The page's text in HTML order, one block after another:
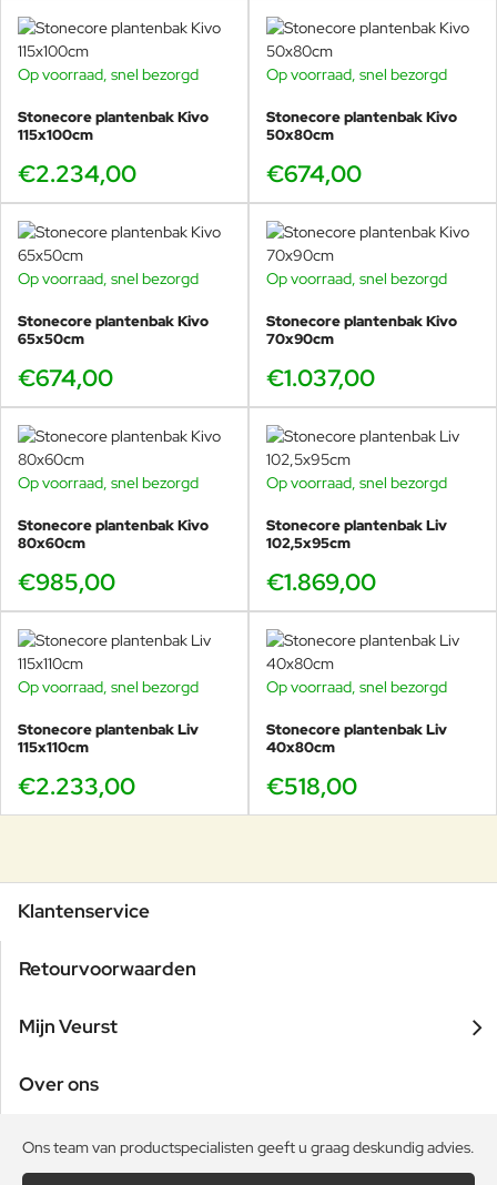
Op voorraad, snel bezorgd
Stonecore plantenbak Kivo
115x100cm
€2.234,00
Op voorraad, snel bezorgd
Stonecore plantenbak Kivo
50x80cm
€674,00
Op voorraad, snel bezorgd
Stonecore plantenbak Kivo
65x50cm
€674,00
Op voorraad, snel bezorgd
Stonecore plantenbak Kivo
70x90cm
€1.037,00
Op voorraad, snel bezorgd
Stonecore plantenbak Kivo
80x60cm
€985,00
Op voorraad, snel bezorgd
Stonecore plantenbak Liv
102,5x95cm
€1.869,00
Op voorraad, snel bezorgd
Stonecore plantenbak Liv
115x110cm
€2.233,00
Op voorraad, snel bezorgd
Stonecore plantenbak Liv
40x80cm
€518,00
Klantenservice
Retourvoorwaarden
Mijn Veurst
Over ons
Ons team van productspecialisten geeft u graag deskundig advies.